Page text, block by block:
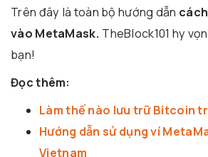
Trên đây là toàn bộ hướng dẫn cách
vào MetaMask. TheBlock101 hy
bạn!
Đọc thêm:
Làm thế nào lưu trữ Bitcoin
Hướng dẫn sử dụng ví
Vietnam